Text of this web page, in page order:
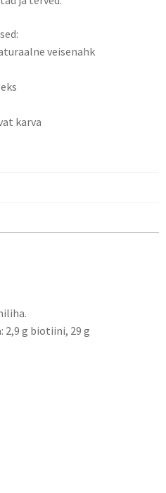
veisenahk
karva
g biotiini, 29 g